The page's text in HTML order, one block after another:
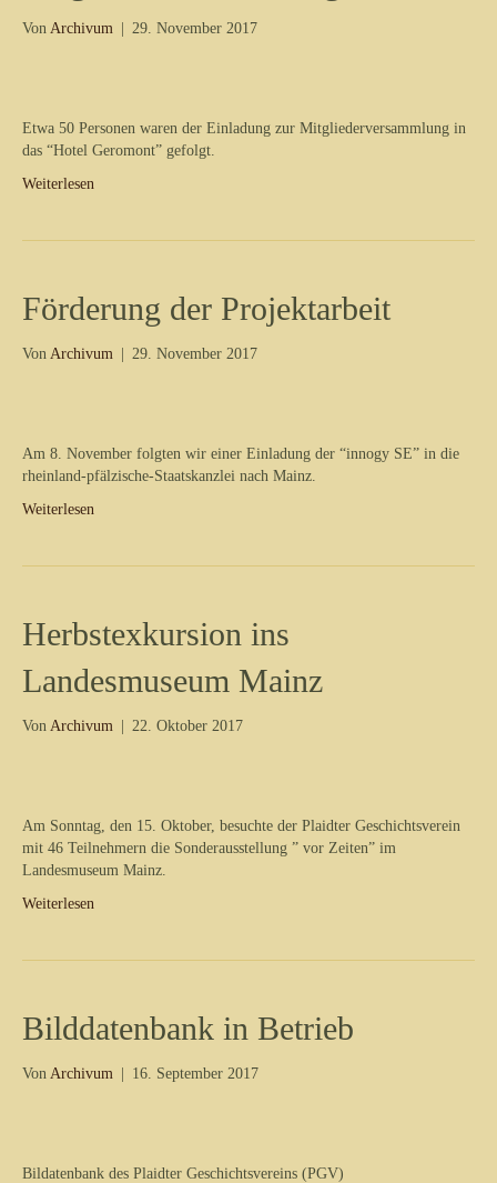
Von Archivum 29. November 2017
Etwa 50 Personen waren der Einladung zur Mitgliederversammlung in
das “Hotel Geromont” gefolgt.
Weiterlesen
Förderung der Projektarbeit
Von Archivum 29. November 2017
Am 8. November folgten wir einer Einladung der “innogy SE” in die
rheinland-pfälzische-Staatskanzlei nach Mainz.
Weiterlesen
Herbstexkursion ins
Landesmuseum Mainz
Von Archivum 22. Oktober 2017
Am Sonntag, den 15. Oktober, besuchte der Plaidter Geschichtsverein
mit 46 Teilnehmern die Sonderausstellung ” vor Zeiten” im
Landesmuseum Mainz.
Weiterlesen
Bilddatenbank in Betrieb
Von Archivum 16. September 2017
Bildatenbank des Plaidter Geschichtsvereins (PGV)